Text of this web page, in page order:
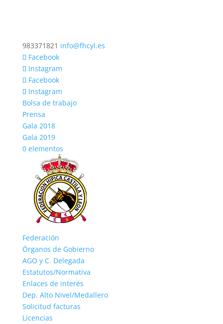
983371821 info@fhcyl.es
Facebook
Instagram
Facebook
Instagram
Bolsa de trabajo
Prensa
Gala 2018
Gala 2019
0 elementos
Federación
Órganos de Gobierno
AGO y C. Delegada
Estatutos/Normativa
Enlaces de interés
Dep. Alto Nivel/Medallero
Solicitud facturas
Licencias